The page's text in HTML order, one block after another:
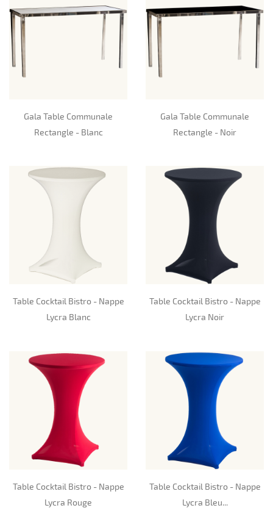
Gala Table Communale
Rectangle - Blanc
Gala Table Communale
Rectangle - Noir
Table Cocktail Bistro - Nappe
Lycra Blanc
Table Cocktail Bistro - Nappe
Lycra Noir
Table Cocktail Bistro - Nappe
Lycra Rouge
Table Cocktail Bistro - Nappe
Lycra Bleu...